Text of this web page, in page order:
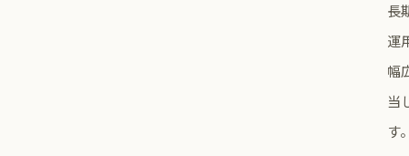
長
運
幅
当
す